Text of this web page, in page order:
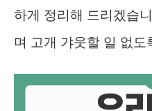
하게 정리해 드리겠습
며 고개 갸웃할 일 없도